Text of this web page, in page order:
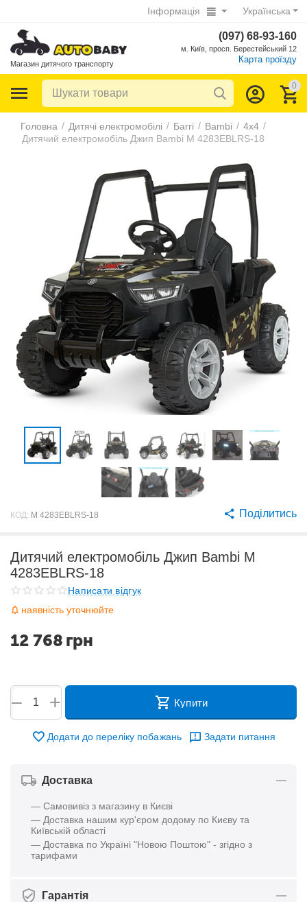
Українська
Інформація
Магазин дитячого транспорту
(097) 68-93-160
м. Київ, просп. Берестейський 12
Карта проїзду
0
Головна / Дитячі електромобілі / Баггі / Bambi / 4х4 /
Дитячий електромобіль Джип Bambi M 4283EBLRS-18
КОД: M 4283EBLRS-18 Поділитись
Дитячий електромобіль Джип Bambi M
4283EBLRS-18
Написати відгук
наявність уточнюйте
12 768 грн
+
− Купити
Додати до переліку побажань Задати питання
Доставка
— Самовивіз з магазину в Києві
— Доставка нашим кур'єром додому по Києву та
Київській області
— Доставка по Україні "Новою Поштою" - згідно з
тарифами
Гарантія